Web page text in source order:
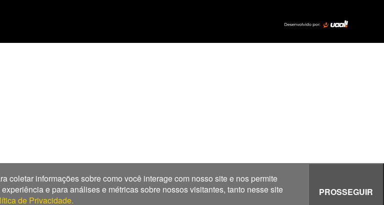
coletar informações sobre como você interage com nosso site e nos permite
e para análises e métricas sobre nossos visitantes, tanto nesse site
de Privacidade.
PROSSEGUIR